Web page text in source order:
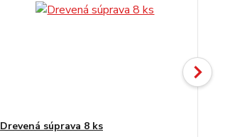
Drevená súprava 8 ks